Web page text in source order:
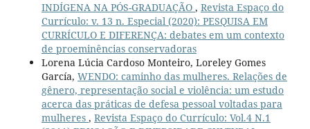
INDÍGENA NA PÓS-GRADUAÇÃO , Revista Espaço do
Currículo: v. 13 n. Especial (2020): PESQUISA EM
CURRÍCULO E DIFERENÇA: debates em um contexto
de proeminências conservadoras
Lorena Lúcia Cardoso Monteiro, Loreley Gomes
García, WENDO: caminho das mulheres. Relações de
gênero, representação social e violência: um estudo
acerca das práticas de defesa pessoal voltadas para
mulheres , Revista Espaço do Currículo: Vol.4 N.1